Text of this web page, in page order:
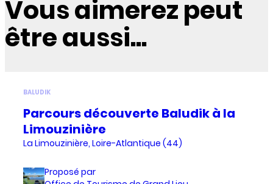
Vous aimerez peut
être aussi...
BALUDIK
Parcours découverte Baludik à la
Limouzinière
La Limouzinière, Loire-Atlantique (44)
Proposé par